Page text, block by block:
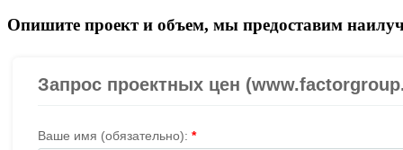
Опишите проект и объем, мы предоставим